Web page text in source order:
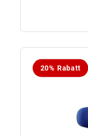
20% Rabatt